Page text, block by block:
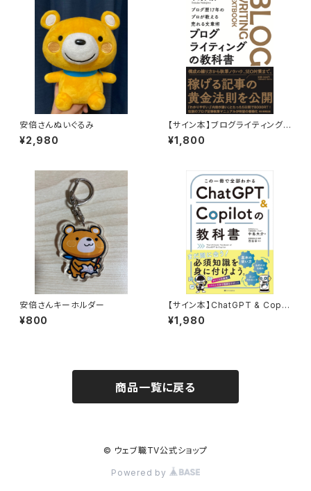
安倍さんぬいぐるみ
¥2,980
【サイン本】ブログライティング
の教科書
¥1,800
安倍さんキーホルダー
¥800
【サイン本】ChatGPT & Copil
otの教科書
¥1,980
商品一覧に戻る
© ウェブ職TV公式ショップ
Powered by